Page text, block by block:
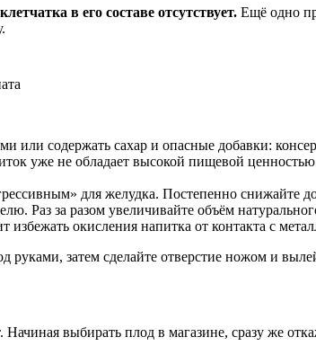
в его составе отсутствует. Ещё одно
или содержать сахар и опасные добавки:
уже не обладает высокой пищевой
для желудка. Постепенно снижайте
Раз за разом увеличивайте объём
окисления напитка от контакта с
затем сделайте отверстие ножом и
выбирать плод в магазине, сразу же